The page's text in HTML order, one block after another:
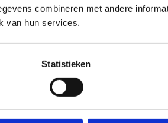
combineren met andere
van hun services.
Statistieken